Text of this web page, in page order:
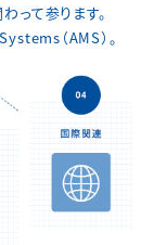
って参ります。
（AMS）。